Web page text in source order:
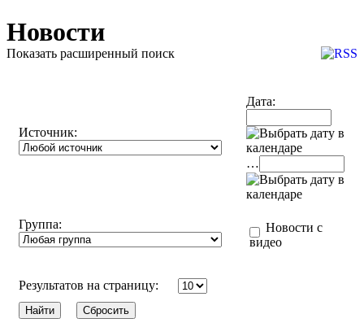
Новости
Показать расширенный поиск
Источник:
Дата:
…
Группа:
Новости с
видео
Результатов на страницу: